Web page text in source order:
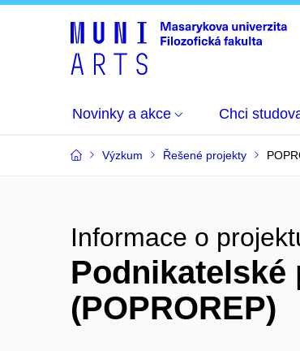
Novinky a akce Chci
Výzkum Řešené projekty
Informace o
(POPROREP)